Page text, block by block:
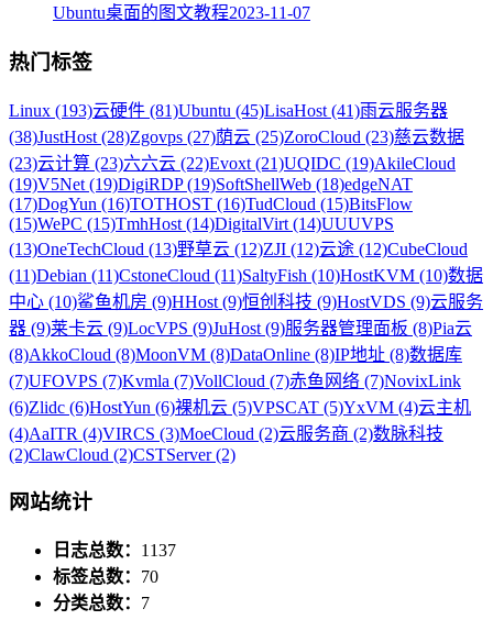
Ubuntu桌面的图文教程2023-11-07
热门标签
Linux (193)云硬件 (81)Ubuntu (45)LisaHost (41)雨云服务器
(38)JustHost (28)Zgovps (27)荫云 (25)ZoroCloud (23)慈云数据
(23)云计算 (23)六六云 (22)Evoxt (21)UQIDC (19)AkileCloud
(19)V5Net (19)DigiRDP (19)SoftShellWeb (18)edgeNAT
(17)DogYun (16)TOTHOST (16)TudCloud (15)BitsFlow
(15)WePC (15)TmhHost (14)DigitalVirt (14)UUUVPS
(13)OneTechCloud (13)野草云 (12)ZJI (12)云途 (12)CubeCloud
(11)Debian (11)CstoneCloud (11)SaltyFish (10)HostKVM (10)数据
中心 (10)鲨鱼机房 (9)HHost (9)恒创科技 (9)HostVDS (9)云服务
器 (9)莱卡云 (9)LocVPS (9)JuHost (9)服务器管理面板 (8)Pia云
(8)AkkoCloud (8)MoonVM (8)DataOnline (8)IP地址 (8)数据库
(7)UFOVPS (7)Kvmla (7)VollCloud (7)赤鱼网络 (7)NovixLink
(6)Zlidc (6)HostYun (6)裸机云 (5)VPSCAT (5)YxVM (4)云主机
(4)AaITR (4)VIRCS (3)MoeCloud (2)云服务商 (2)数脉科技
(2)ClawCloud (2)CSTServer (2)
网站统计
日志总数： 1137
标签总数： 70
分类总数： 7